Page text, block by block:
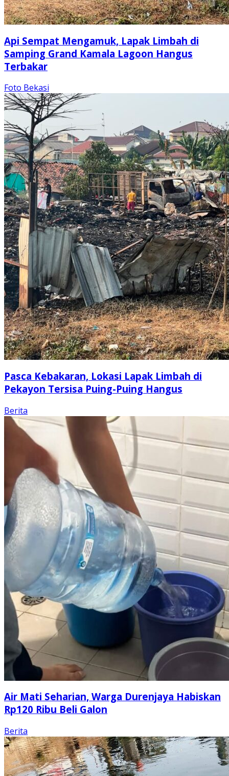
Api Sempat Mengamuk, Lapak Limbah di
Samping Grand Kamala Lagoon Hangus
Terbakar
Foto Bekasi
Pasca Kebakaran, Lokasi Lapak Limbah di
Pekayon Tersisa Puing-Puing Hangus
Berita
Air Mati Seharian, Warga Durenjaya Habiskan
Rp120 Ribu Beli Galon
Berita